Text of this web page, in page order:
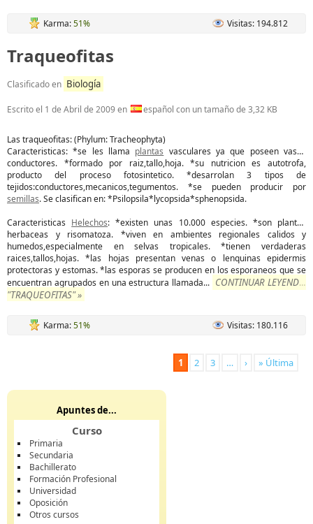
Karma:51% Visitas: 194.812
Traqueofitas
Clasificado en Biología
Escrito el 1 de Abril de 2009en español con un tamaño de 3,32 KB
Las traqueofitas: (Phylum: Tracheophyta)
Caracteristicas: *se les llama plantas vasculares ya que poseen vasos
conductores. *formado por raiz,tallo,hoja. *su nutricion es autotrofa,
producto del proceso fotosintetico. *desarrolan 3 tipos de
tejidos:conductores,mecanicos,tegumentos. *se pueden producir por
semillas. Se clasifican en: *Psilopsila*lycopsida*sphenopsida.
Caracteristicas Helechos: *existen unas 10.000 especies. *son plantas
herbaceas y risomatoza. *viven en ambientes regionales calidos y
humedos,especialmente en selvas tropicales. *tienen verdaderas
raices,tallos,hojas. *las hojas presentan venas o lenquinas epidermis
protectoras y estomas. *las esporas se producen en los esporaneos que se
encuentran agrupados en una estructura llamada... CONTINUAR LEYENDO
"TRAQUEOFITAS" »
Karma:51% Visitas: 180.116
1 2 3 … › » Última
Apuntes de...
Curso
Primaria
Secundaria
Bachillerato
Formación Profesional
Universidad
Oposición
Otros cursos